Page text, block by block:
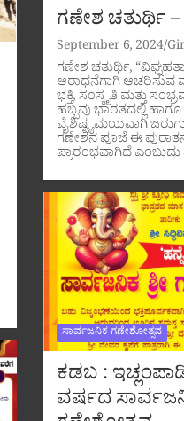
ಗಣೇಶ ಚತುರ್ಥಿ
September 6, 2024
ಗಣೇಶ ಚತುರ್ಥಿ,
ಆರಾಧನೆಗಾಗಿ ಆಚರಿಸುವ
ಭಕ್ತಿ, ಸಂಸ್ಕೃತಿ ಮತ್ತು
ಹಬ್ಬವು ಭಾರತದಲ್ಲಿ
ವೈಶಿಷ್ಟ್ಯಮಯವಾಗಿ
ಗಣೇಶನ ಪೂಜೆ ಈ
ಪ್ರಾರಂಭವಾಗಿದೆ
ಸಾರ್ವಜನಿಕ ಗಣೇಶೋತ್ಸವ
ಕಡಬ :
ವರ್ಷದ